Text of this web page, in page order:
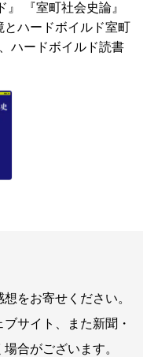
『室町社会史論』
ハードボイルド室町
ハードボイルド読書
をお寄せください。
サイト、また新聞・
合がございます。